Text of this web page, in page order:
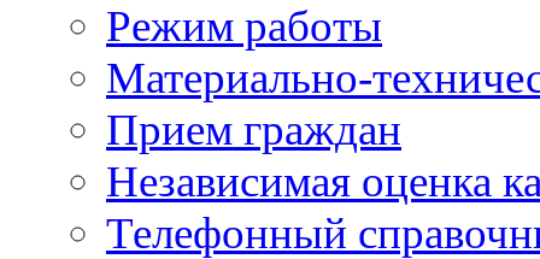
Режим работы
Материально-
Прием граждан
Независимая оценка
Телефонный